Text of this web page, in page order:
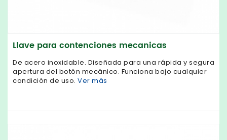
Llave para contenciones mecanicas
De acero inoxidable. Diseñada para una rápida y segura
apertura del botón mecánico. Funciona bajo cualquier
condición de uso. Ver más